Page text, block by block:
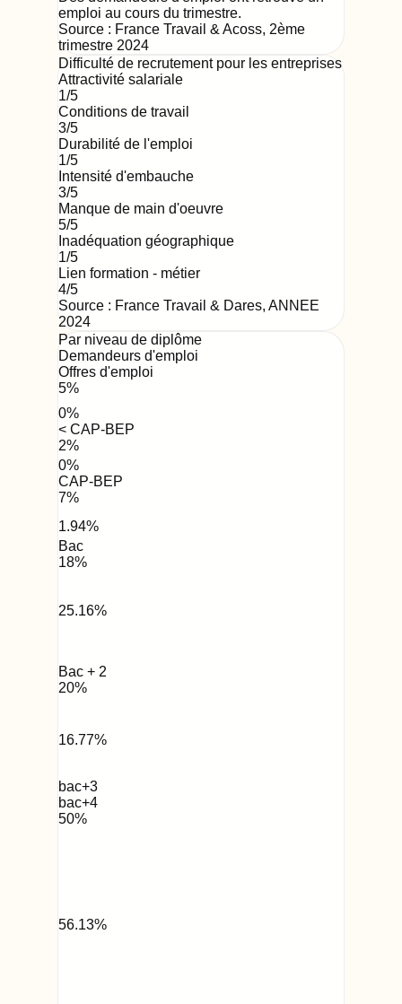
emploi au cours du trimestre.
Source : France Travail & Acoss, 2ème
trimestre 2024
Difficulté de recrutement pour les entreprises
Attractivité salariale
1/5
Conditions de travail
3/5
Durabilité de l'emploi
1/5
Intensité d'embauche
3/5
Manque de main d'oeuvre
5/5
Inadéquation géographique
1/5
Lien formation - métier
4/5
Source : France Travail & Dares, ANNEE
2024
Par niveau de diplôme
Demandeurs d'emploi
Offres d'emploi
5%
0%
< CAP-BEP
2%
0%
CAP-BEP
7%
1.94%
Bac
18%
25.16%
Bac + 2
20%
16.77%
bac+3
bac+4
50%
56.13%